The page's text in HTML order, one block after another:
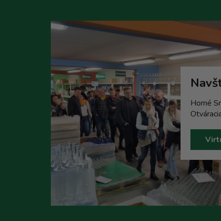
Horné